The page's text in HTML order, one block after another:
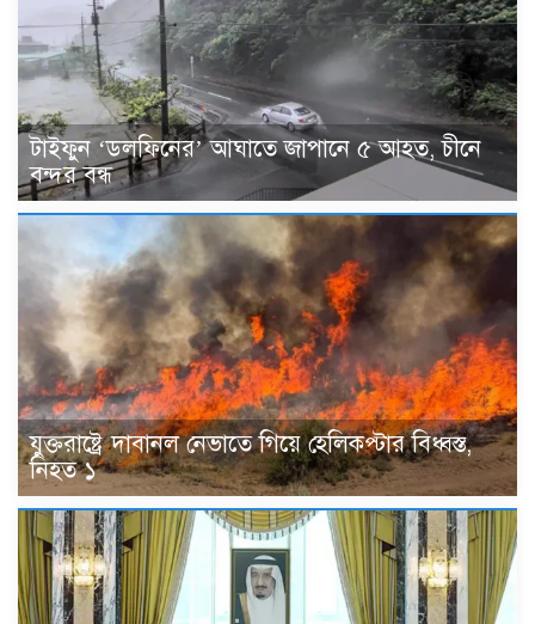
টাইফুন ‘ডলফিনের’ আঘাতে জাপানে ৫ আহত, চীনে
বন্দর বন্ধ
যুক্তরাষ্ট্রে দাবানল নেভাতে গিয়ে হেলিকপ্টার বিধ্বস্ত,
নিহত ১